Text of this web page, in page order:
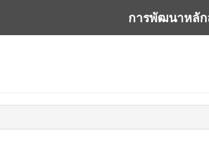
การพัฒนาหลั